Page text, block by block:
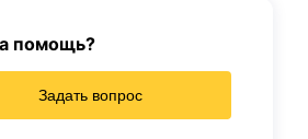
помощь?
Задать вопрос